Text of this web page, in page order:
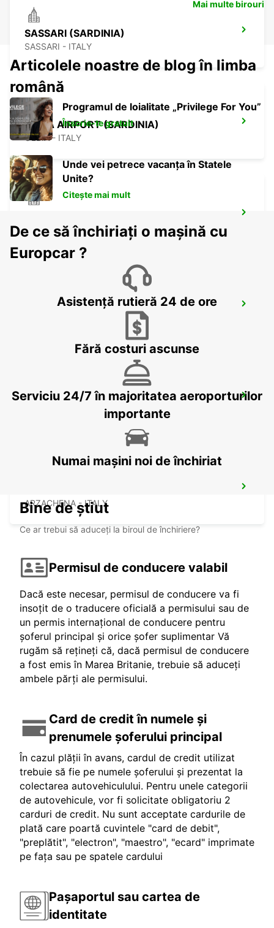
SASSARI (SARDINIA)
SASSARI - ITALY
OLBIA AIRPORT (SARDINIA)
OLBIA - ITALY
VALLEDORIA - ITALY
OLBIA (SARDINIA)
BAIA SARDINIA (SARDINIA)
ARZACHENA - ITALY
ARZACHENA - ITALY
Mai multe birouri
Articolele noastre de blog în limba
română
Programul de loialitate „Privilege For You”
Înscrie-te gratuit
Unde vei petrece vacanța în Statele
Unite?
Citește mai mult
De ce să închiriați o mașină cu
Europcar ?
Asistență rutieră 24 de ore
Fără costuri ascunse
Serviciu 24/7 în majoritatea aeroporturilor
importante
Numai mașini noi de închiriat
Bine de știut
Ce ar trebui să aduceți la biroul de închiriere?
Permisul de conducere valabil
Dacă este necesar, permisul de conducere va fi
insoțit de o traducere oficială a permisului sau de
un permis internațional de conducere pentru
șoferul principal și orice șofer suplimentar Vă
rugăm să rețineți că, dacă permisul de conducere
a fost emis în Marea Britanie, trebuie să aduceți
ambele părți ale permisului.
Card de credit în numele și
prenumele șoferului principal
În cazul plății în avans, cardul de credit utilizat
trebuie să fie pe numele șoferului și prezentat la
colectarea autovehiculului. Pentru unele categorii
de autovehicule, vor fi solicitate obligatoriu 2
carduri de credit. Nu sunt acceptate cardurile de
plată care poartă cuvintele "card de debit",
"preplătit", "electron", "maestro", "ecard" imprimate
pe fața sau pe spatele cardului
Pașaportul sau cartea de
identitate